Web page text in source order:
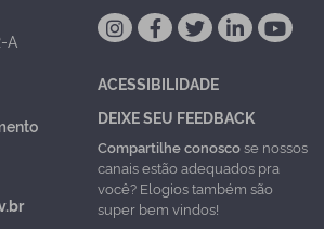
A
ACESSIBILIDADE
DEIXE SEU FEEDBACK
Compartilhe conoscose nossos
canais estão adequados pra
você? Elogios também são
super bem vindos!